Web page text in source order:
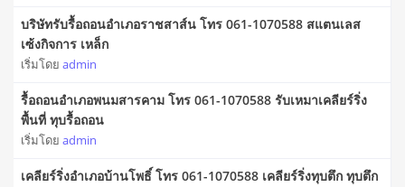
บริษัทรับรื้อถอนอำเภอราชสาส์น โทร 061-1070588 สแตนเลส
เซ้งกิจการ เหล็ก
เริ่มโดย admin
รื้อถอนอำเภอพนมสารคาม โทร 061-1070588 รับเหมาเคลียร์ริ่ง
พื้นที่ ทุบรื้อถอน
เริ่มโดย admin
เคลียร์ริ่งอำเภอบ้านโพธิ์ โทร 061-1070588 เคลียร์ริ่งทุบตึก ทุบตึก